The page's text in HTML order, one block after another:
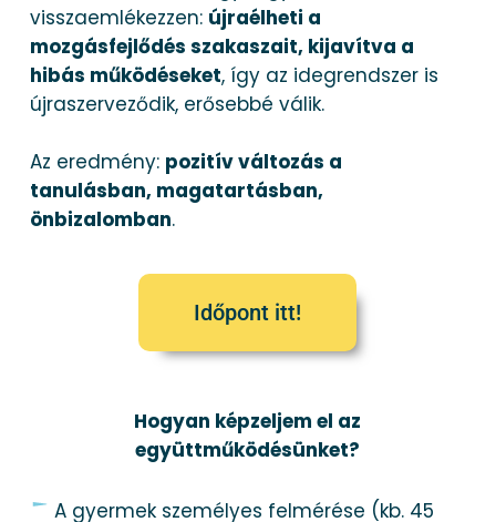
visszaemlékezzen: újraélheti a
mozgásfejlődés szakaszait, kijavítva a
hibás működéseket, így az idegrendszer is
újraszerveződik, erősebbé válik.
Az eredmény: pozitív változás a
tanulásban, magatartásban,
önbizalomban.
Időpont itt!
Hogyan képzeljem el az
együttműködésünket?
A gyermek személyes felmérése (kb. 45